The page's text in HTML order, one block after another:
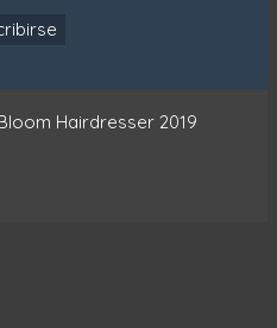
Hairdresser 2019